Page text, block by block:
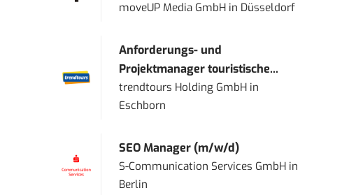
moveUP Media GmbH in Düsseldorf
Anforderungs- und
Projektmanager touristische...
trendtours Holding GmbH in
Eschborn
SEO Manager (m/w/d)
S-Communication Services GmbH in
Berlin